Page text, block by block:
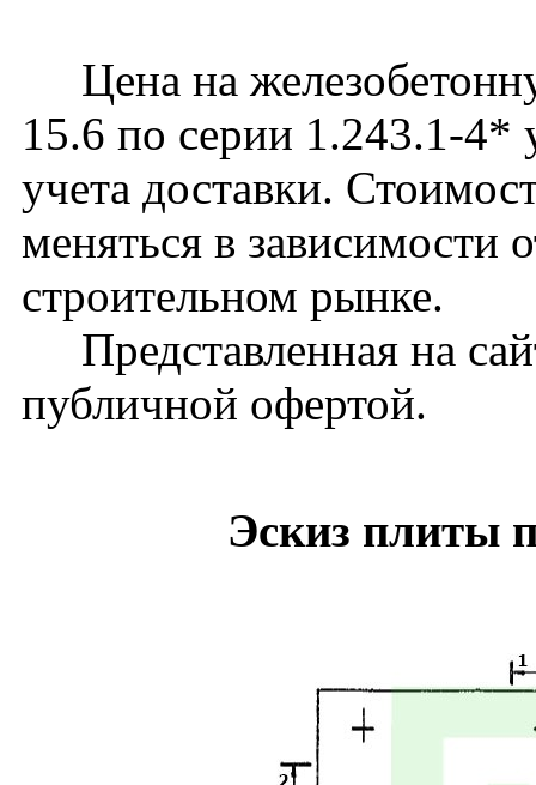
Цена на
15.6 по серии 1.243.1-4*
учета доставки.
меняться в зависимости
строительном рынке.
Представленная на
публичной офертой.
Эскиз плиты